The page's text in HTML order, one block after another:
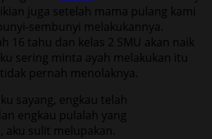
juga setelah mama pulang kami
sembunyi melakukannya.
16 tahu dan kelas 2 SMU akan naik
sering minta ayah melakukan itu
pernah menolaknya.
sayang, engkau telah
engkau pulalah yang
aku sulit melupakan.